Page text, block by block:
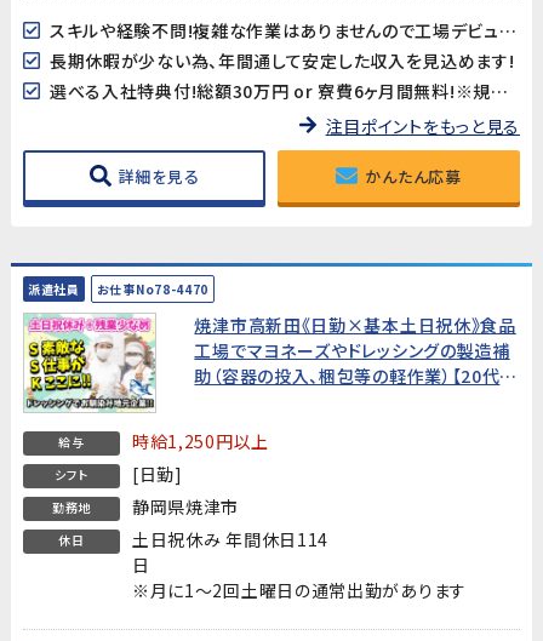
スキルや経験不問!複雑な作業はありませんので工場デビューにもピッタリ♪
長期休暇が少ない為、年間通して安定した収入を見込めます!
選べる入社特典付!総額30万円 or 寮費6ヶ月間無料!※規定あり
注目ポイントをもっと見る
詳細を見る かんたん応募
派遣社員 お仕事No78-4470
焼津市高新田《日勤×基本土日祝休》食品
工場でマヨネーズやドレッシングの製造補
助（容器の投入、梱包等の軽作業）【20代〰
給与 時給1,250円以上
シフト [日勤]
勤務地 静岡県焼津市
休日
土日祝休み 年間休日114
日
※月に1～2回土曜日の通常出勤があります